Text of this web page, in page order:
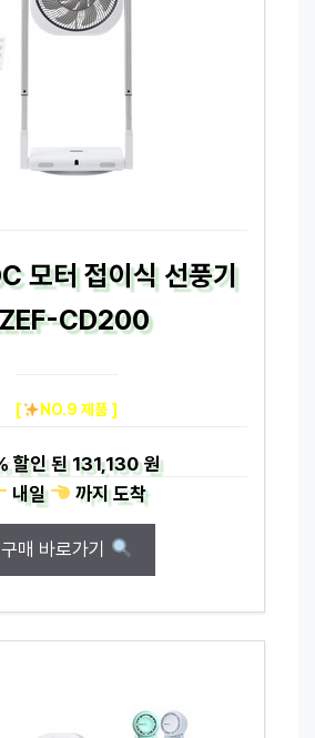
모터 접이식 선풍기
CD200
[ NO.9 제품 ]
할인 된131,130 원
내일
까지도착
구매 바로가기